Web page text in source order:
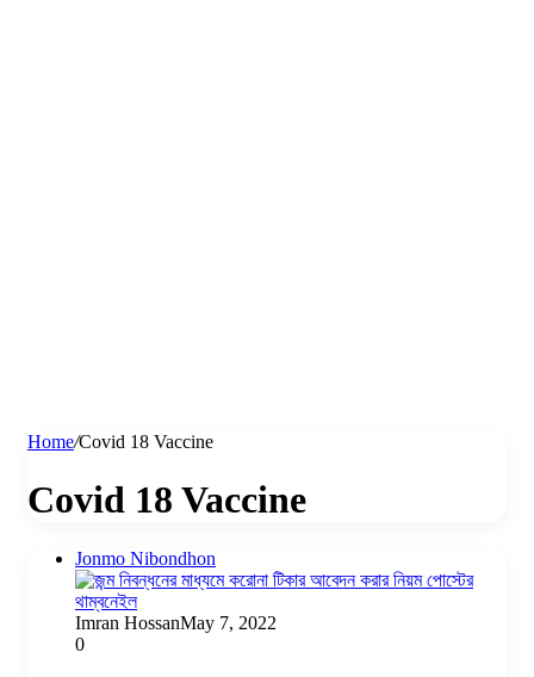
Home/Covid 18 Vaccine
Covid 18 Vaccine
Jonmo Nibondhon
Imran HossanMay 7, 2022
0